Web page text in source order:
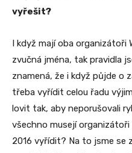
vyřešit?
I když mají oba organizátoři
zvučná jména, tak pravidla
znamená, že i když půjde o
třeba vyřídit celou řadu
lovit tak, aby neporušovali
všechno musejí
2016 vyřídit? Na to jsme se